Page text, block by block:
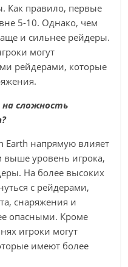
Как правило, первые
5-10. Однако, чем
и сильнее рейдеры.
могут
рейдерами, которые
на сложность
Earth напрямую влияет
выше уровень игрока,
На более высоких
с рейдерами,
снаряжения и
опасными. Кроме
игроки могут
имеют более